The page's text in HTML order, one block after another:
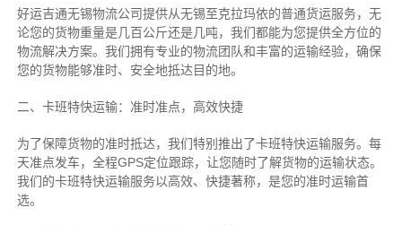
好运吉通无锡物流公司提供从无锡至克拉玛依的普通货运服务，无
论您的货物重量是几百公斤还是几吨，我们都能为您提供全方位的
物流解决方案。我们拥有专业的物流团队和丰富的运输经验，确保
您的货物能够准时、安全地抵达目的地。
二、卡班特快运输：准时准点，高效快捷
为了保障货物的准时抵达，我们特别推出了卡班特快运输服务。每
天准点发车，全程GPS定位跟踪，让您随时了解货物的运输状态。
我们的卡班特快运输服务以高效、快捷著称，是您的准时运输首
选。